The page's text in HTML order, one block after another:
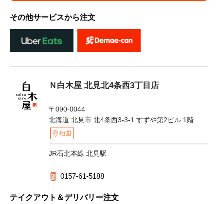
その他サービスから注文
Ｎ白木屋 北見北4条西3丁目店
〒090-0044
北海道 北見市 北4条西3-3-1 すずや第2ビル 1階
地図
JR石北本線 北見駅
0157-61-5188
テイクアウト＆デリバリー注文